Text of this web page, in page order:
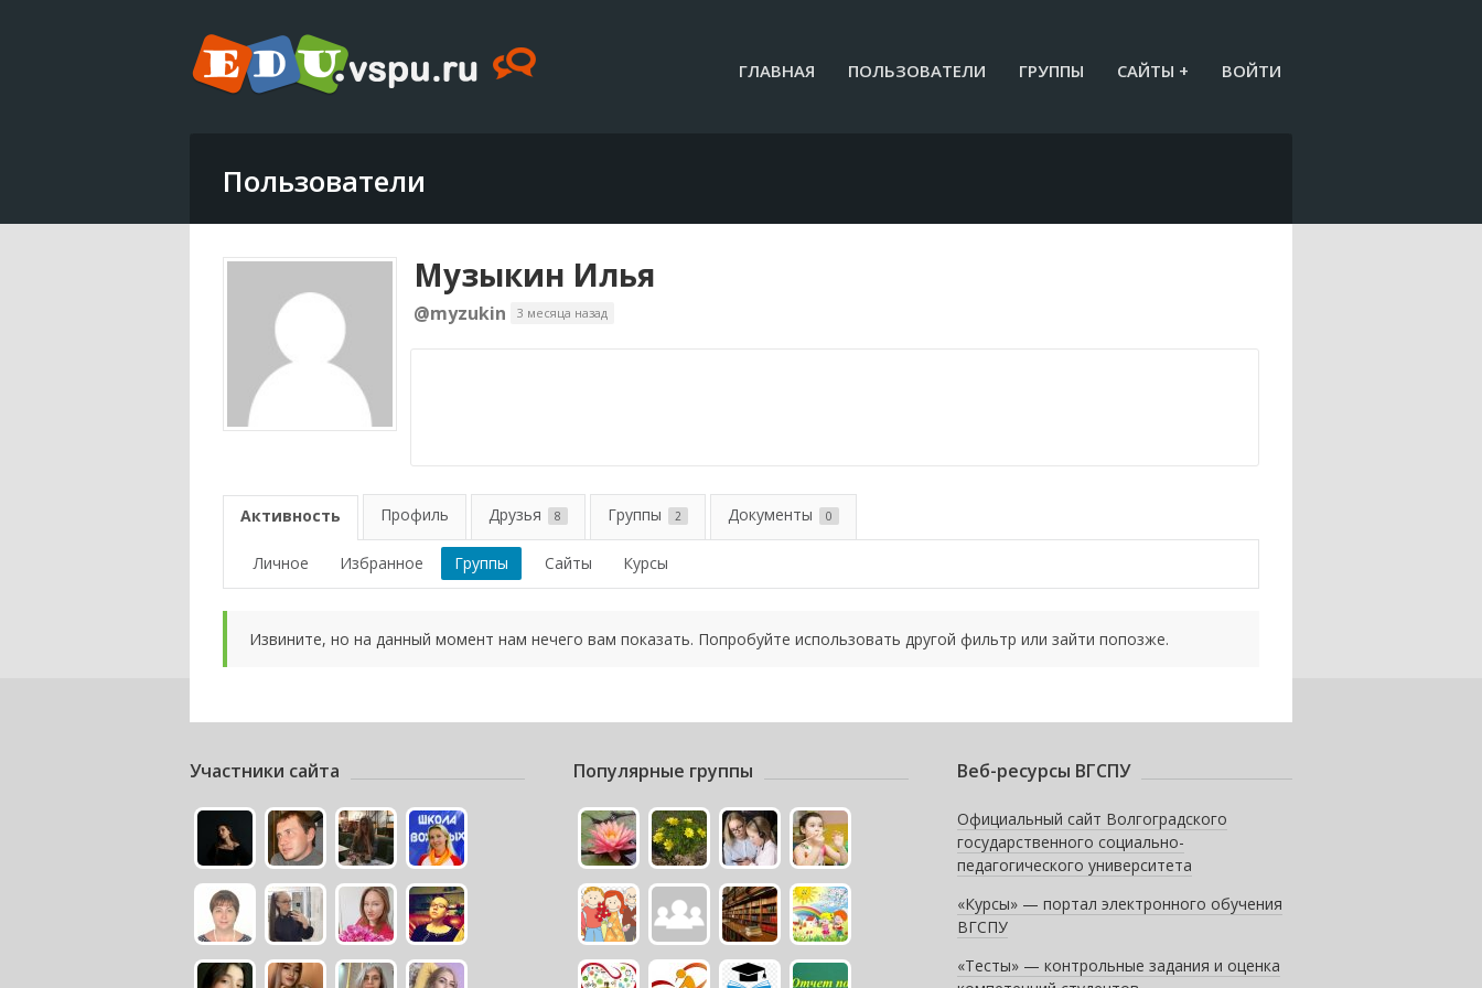
ГЛАВНАЯ ПОЛЬЗОВАТЕЛИ ГРУППЫ САЙТЫ + ВОЙТИ
Пользователи
Музыкин Илья
@myzukin 3 месяца назад
Активность Профиль Друзья 8 Группы 2 Документы 0
Личное Избранное Группы Сайты Курсы
Извините, но на данный момент нам нечего вам показать. Попробуйте использовать другой фильтр или зайти попозже.
Участники сайта Популярные группы Веб-ресурсы ВГСПУ
Официальный сайт Волгоградского
государственного социально-
педагогического университета
«Курсы» — портал электронного обучения
ВГСПУ
«Тесты» — контрольные задания и оценка